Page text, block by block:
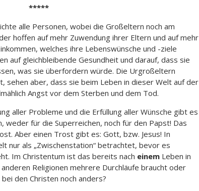
*****
alle Personen, wobei die Großeltern noch am
hoffen auf mehr Zuwendung ihrer Eltern und auf mehr
welches ihre Lebenswünsche und -ziele
auf gleichbleibende Gesundheit und darauf, dass sie
was sie überfordern würde. Die Urgroßeltern
sehen aber, dass sie beim Leben in dieser Welt auf der
Angst vor dem Sterben und dem Tod.
aller Probleme und die Erfüllung aller Wünsche gibt es
weder für die Superreichen, noch für den Papst! Das
Aber einen Trost gibt es: Gott, bzw. Jesus! In
nur als „Zwischenstation“ betrachtet, bevor es
Im Christentum ist das bereits nach einemLeben in
Religionen mehrere Durchläufe braucht oder
den Christen noch anders?